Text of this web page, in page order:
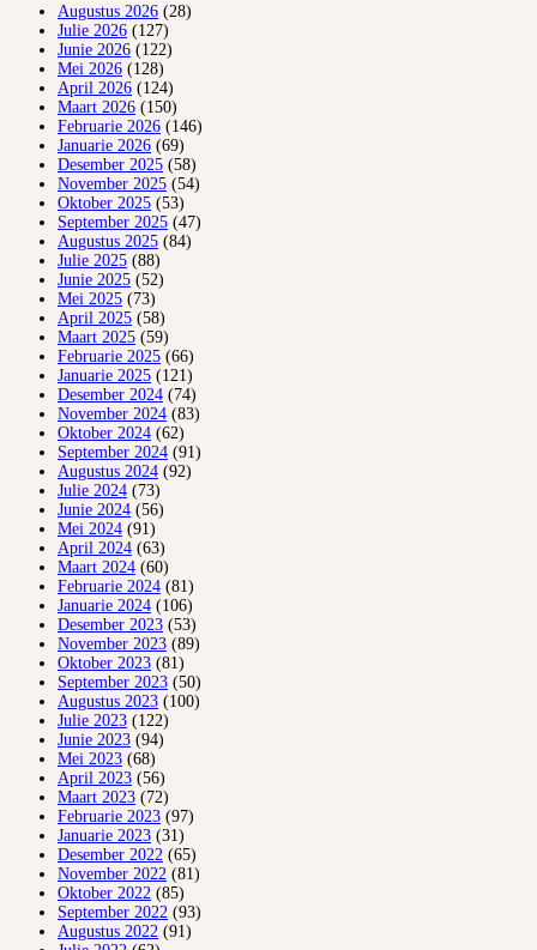
Augustus 2026 (28)
Julie 2026 (127)
Junie 2026 (122)
Mei 2026 (128)
April 2026 (124)
Maart 2026 (150)
Februarie 2026 (146)
Januarie 2026 (69)
Desember 2025 (58)
November 2025 (54)
Oktober 2025 (53)
September 2025 (47)
Augustus 2025 (84)
Julie 2025 (88)
Junie 2025 (52)
Mei 2025 (73)
April 2025 (58)
Maart 2025 (59)
Februarie 2025 (66)
Januarie 2025 (121)
Desember 2024 (74)
November 2024 (83)
Oktober 2024 (62)
September 2024 (91)
Augustus 2024 (92)
Julie 2024 (73)
Junie 2024 (56)
Mei 2024 (91)
April 2024 (63)
Maart 2024 (60)
Februarie 2024 (81)
Januarie 2024 (106)
Desember 2023 (53)
November 2023 (89)
Oktober 2023 (81)
September 2023 (50)
Augustus 2023 (100)
Julie 2023 (122)
Junie 2023 (94)
Mei 2023 (68)
April 2023 (56)
Maart 2023 (72)
Februarie 2023 (97)
Januarie 2023 (31)
Desember 2022 (65)
November 2022 (81)
Oktober 2022 (85)
September 2022 (93)
Augustus 2022 (91)